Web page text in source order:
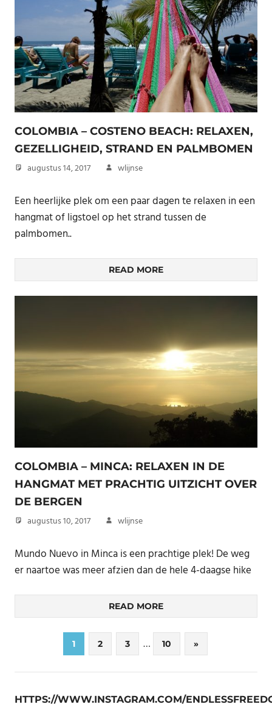
COLOMBIA – COSTENO BEACH: RELAXEN,
GEZELLIGHEID, STRAND EN PALMBOMEN
augustus 14, 2017 wlijnse
Een heerlijke plek om een paar dagen te relaxen in een
hangmat of ligstoel op het strand tussen de
palmbomen..
READ MORE
COLOMBIA – MINCA: RELAXEN IN DE
HANGMAT MET PRACHTIG UITZICHT OVER
DE BERGEN
augustus 10, 2017 wlijnse
Mundo Nuevo in Minca is een prachtige plek! De weg
er naartoe was meer afzien dan de hele 4-daagse hike
READ MORE
Berichten
paginering
1 2 3 … 10
Next
Posts
»
HTTPS://WWW.INSTAGRAM.COM/